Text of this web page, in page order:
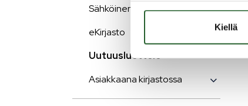
Kiellä
Sähköinen palvelu
eKirjasto
Uutuusluettelo
Asiakkaana kirjastossa